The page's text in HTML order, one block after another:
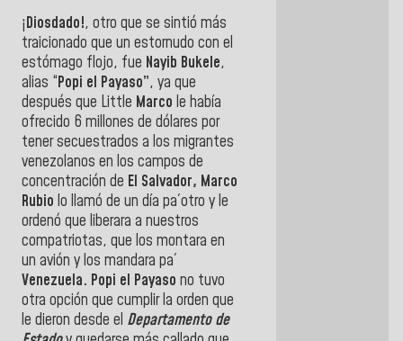
¡Diosdado!, otro que se sintió más
traicionado que un estornudo con el
estómago flojo, fue Nayib Bukele,
alias “Popi el Payaso”, ya que
después que Little Marco le había
ofrecido 6 millones de dólares por
tener secuestrados a los migrantes
venezolanos en los campos de
concentración de El Salvador, Marco
Rubio lo llamó de un día pa´otro y le
ordenó que liberara a nuestros
compatriotas, que los montara en
un avión y los mandara pa´
Venezuela. Popi el Payaso no tuvo
otra opción que cumplir la orden que
le dieron desde el Departamento de